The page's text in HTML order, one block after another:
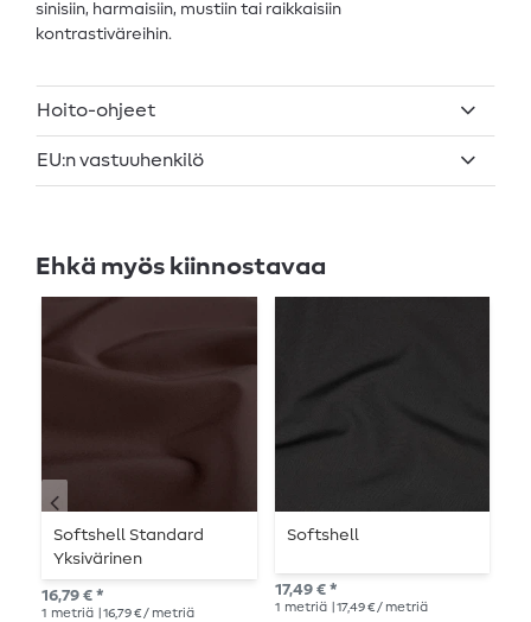
sinisiin, harmaisiin, mustiin tai raikkaisiin
kontrastiväreihin.
Hoito-ohjeet
EU:n vastuuhenkilö
Ehkä myös kiinnostavaa
Softshell Standard
Yksivärinen
Tummanruskea
16,79 € *
1 metriä | 16,79 € / metriä
Softshell
17,49 € *
1 metriä | 17,49 € / metriä